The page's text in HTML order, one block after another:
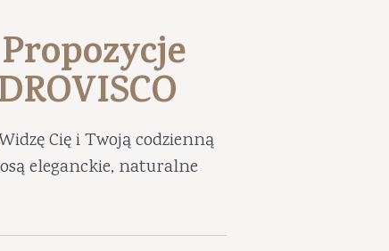
Cię i Twoją codzienną
eleganckie, naturalne